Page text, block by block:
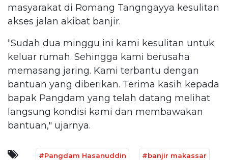
masyarakat di Romang Tangngayya kesulitan
akses jalan akibat banjir.
“Sudah dua minggu ini kami kesulitan untuk
keluar rumah. Sehingga kami berusaha
memasang jaring. Kami terbantu dengan
bantuan yang diberikan. Terima kasih kepada
bapak Pangdam yang telah datang melihat
langsung kondisi kami dan membawakan
bantuan," ujarnya.
#Pangdam Hasanuddin #banjir makassar